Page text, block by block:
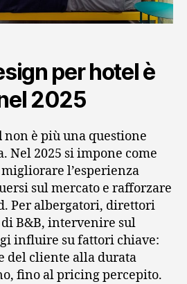
per hotel è
2025
non è più una questione
Nel 2025 si impone come
l’esperienza
sul mercato e rafforzare
Per albergatori, direttori
di B&B, intervenire sul
influire su fattori chiave:
del cliente alla durata
fino al pricing percepito.